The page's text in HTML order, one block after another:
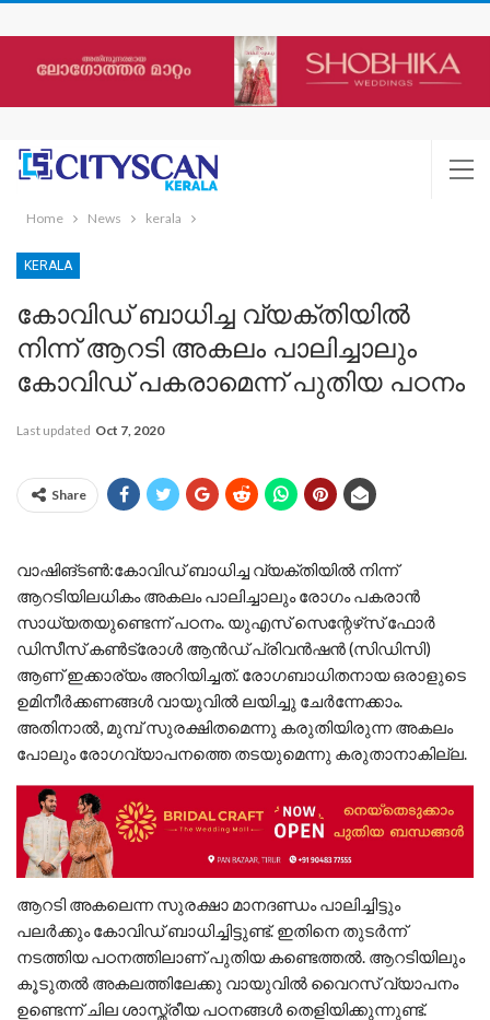
Home News kerala
KERALA
കോവിഡ് ബാധിച്ച വ്യക്തിയില്‍
നിന്ന് ആറടി അകലം പാലിച്ചാലും
കോവിഡ് പകരാമെന്ന് പുതിയ പഠനം
Last updated Oct 7, 2020
Share
വാഷിങ്ടണ്‍:കോവിഡ് ബാധിച്ച വ്യക്തിയില്‍ നിന്ന്
ആറടിയിലധികം അകലം പാലിച്ചാലും രോഗം പകരാന്‍
സാധ്യതയുണ്ടെന്ന് പഠനം. യുഎസ് സെന്റേഴ്‌സ് ഫോര്‍
ഡിസീസ് കണ്‍ട്രോള്‍ ആന്‍ഡ് പ്രിവന്‍ഷന്‍ (സിഡിസി)
ആണ് ഇക്കാര്യം അറിയിച്ചത്. രോഗബാധിതനായ ഒരാളുടെ
ഉമിനീര്‍ക്കണങ്ങള്‍ വായുവില്‍ ലയിച്ചു ചേര്‍ന്നേക്കാം.
അതിനാല്‍, മുമ്പ് സുരക്ഷിതമെന്നു കരുതിയിരുന്ന അകലം
പോലും രോഗവ്യാപനത്തെ തടയുമെന്നു കരുതാനാകില്ല.
ആറടി അകലെന്ന സുരക്ഷാ മാനദണ്ഡം പാലിച്ചിട്ടും
പലര്‍ക്കും കോവിഡ് ബാധിച്ചിട്ടുണ്ട്. ഇതിനെ തുടര്‍ന്ന്
നടത്തിയ പഠനത്തിലാണ് പുതിയ കണ്ടെത്തല്‍. ആറടിയിലും
കൂടുതല്‍ അകലത്തിലേക്കു വായുവില്‍ വൈറസ് വ്യാപനം
ഉണ്ടെന്ന് ചില ശാസ്ത്രീയ പഠനങ്ങള്‍ തെളിയിക്കുന്നുണ്ട്.